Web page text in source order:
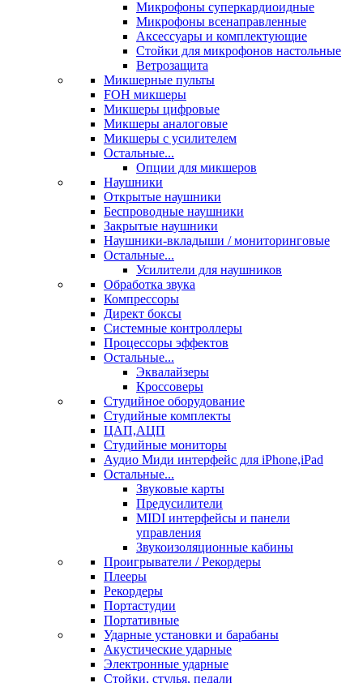
Микрофоны суперкардиоидные
Микрофоны всенаправленные
Аксессуары и комплектующие
Стойки для микрофонов настольные
Ветрозащита
Микшерные пульты
FOH микшеры
Микшеры цифровые
Микшеры аналоговые
Микшеры с усилителем
Остальные...
Опции для микшеров
Наушники
Открытые наушники
Беспроводные наушники
Закрытые наушники
Наушники-вкладыши / мониторинговые
Остальные...
Усилители для наушников
Обработка звука
Компрессоры
Директ боксы
Системные контроллеры
Процессоры эффектов
Остальные...
Эквалайзеры
Кроссоверы
Студийное оборудование
Студийные комплекты
ЦАП,АЦП
Студийные мониторы
Аудио Миди интерфейс для iPhone,iPad
Остальные...
Звуковые карты
Предусилители
MIDI интерфейсы и панели
управления
Звукоизоляционные кабины
Проигрыватели / Рекордеры
Плееры
Рекордеры
Портастудии
Портативные
Ударные установки и барабаны
Акустические ударные
Электронные ударные
Стойки, стулья, педали